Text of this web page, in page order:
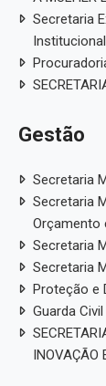
Secretaria
Institucional
Gestão
Secretaria
Secretaria
Orçamento
Secretaria
Secretaria
Proteção e
Guarda
INOVAÇÃO